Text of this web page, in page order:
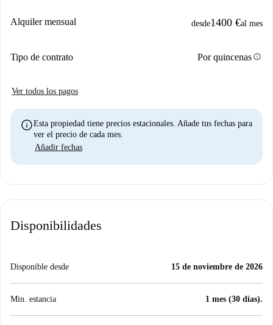
Alquiler mensual desde1400 €al mes
Tipo de contrato Por quincenasinfo
Ver todos los pagos
infoEsta propiedad tiene precios estacionales. Añade tus fechas para
ver el precio de cada mes.
Añadir fechas
Disponibilidades
Disponible desde 15 de noviembre de 2026
Min. estancia 1 mes (30 días).